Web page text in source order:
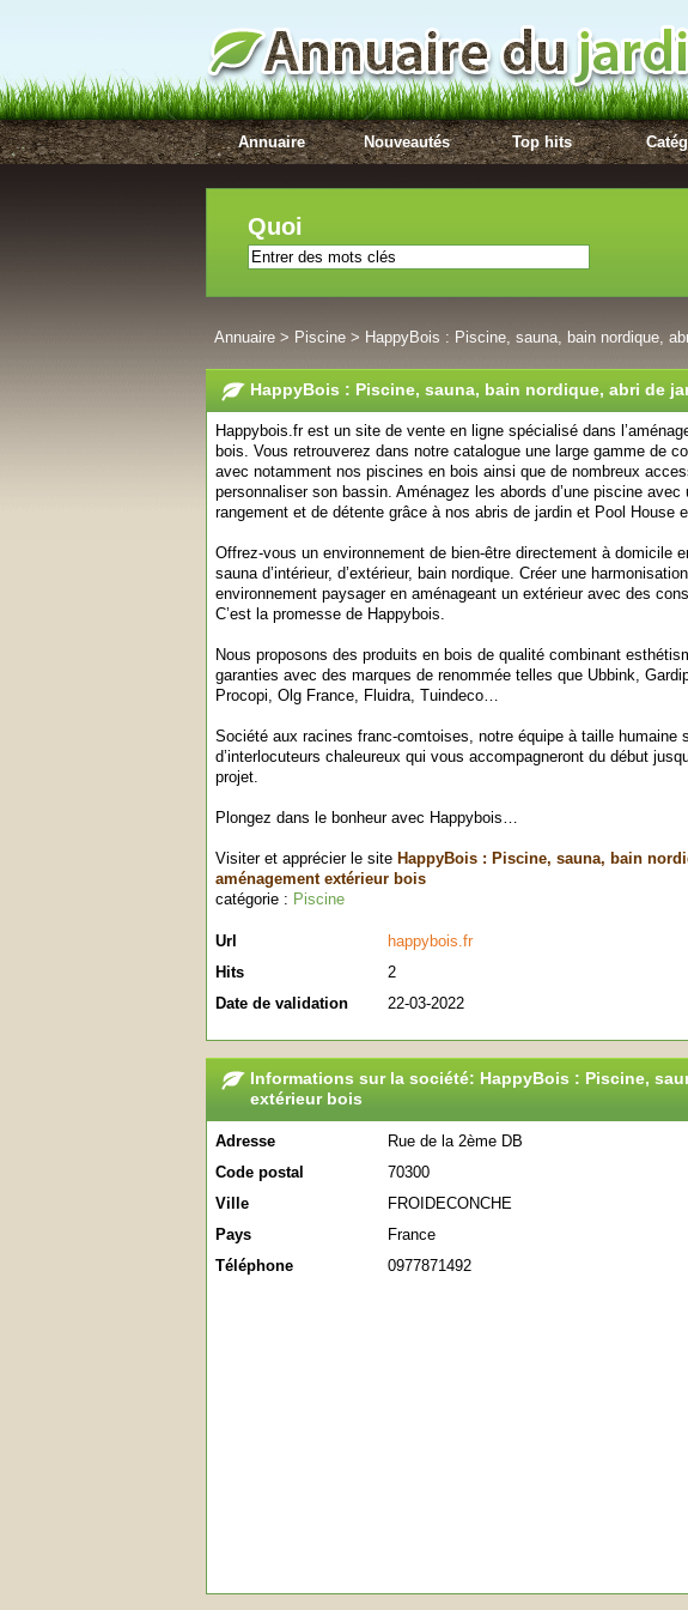
Annuaire Nouveautés Top hits
Quoi
Annuaire > Piscine > HappyBois : Piscine, sauna, bain nordique,
HappyBois : Piscine, sauna, bain nordique, abri de
Happybois.fr est un site de vente en ligne spécialisé dans
bois. Vous retrouverez dans notre catalogue une large gamme de
avec notamment nos piscines en bois ainsi que de nombreux
personnaliser son bassin. Aménagez les abords d’une piscine avec
rangement et de détente grâce à nos abris de jardin et Pool House
Offrez-vous un environnement de bien-être directement à domicile
sauna d’intérieur, d’extérieur, bain nordique. Créer une
environnement paysager en aménageant un extérieur avec des
C’est la promesse de Happybois.
Nous proposons des produits en bois de qualité combinant
garanties avec des marques de renommée telles que Ubbink,
Procopi, Olg France, Fluidra, Tuindeco…
Société aux racines franc-comtoises, notre équipe à taille humaine
d’interlocuteurs chaleureux qui vous accompagneront du début
projet.
Plongez dans le bonheur avec Happybois…
Visiter et apprécier le site HappyBois : Piscine, sauna, bain
aménagement extérieur bois
catégorie : Piscine
Url
happybois.fr
Hits
2
Date de validation
22-03-2022
Informations sur la société: HappyBois : Piscine,
extérieur bois
Adresse
Rue de la 2ème DB
Code postal
70300
Ville
FROIDECONCHE
Pays
France
Téléphone
0977871492